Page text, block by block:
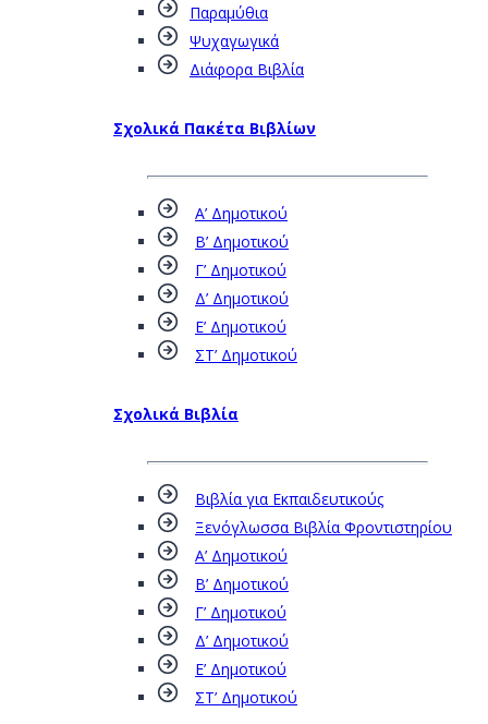
Παραμύθια
Ψυχαγωγικά
Διάφορα Βιβλία
Σχολικά Πακέτα Βιβλίων
Α’ Δημοτικού
Β’ Δημοτικού
Γ’ Δημοτικού
Δ’ Δημοτικού
Ε’ Δημοτικού
ΣΤ’ Δημοτικού
Σχολικά Βιβλία
Βιβλία για Εκπαιδευτικούς
Ξενόγλωσσα Βιβλία Φροντιστηρίου
Α’ Δημοτικού
Β’ Δημοτικού
Γ’ Δημοτικού
Δ’ Δημοτικού
Ε’ Δημοτικού
ΣΤ’ Δημοτικού